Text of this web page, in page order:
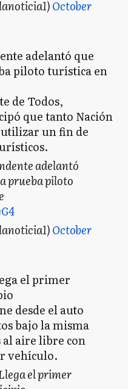
October
adelantó que
piloto turística en
de Todos,
que tanto Nación
un fin de
adelantó
prueba piloto
October
el primer
desde el auto
bajo la misma
aire libre con
vehículo.
el primer